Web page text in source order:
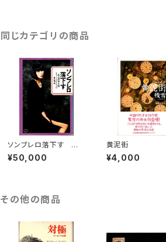
同じカテゴリの商品
ソンブレロ落下す あ
る日本小説
¥50,000
黄泥街
¥4,000
その他の商品